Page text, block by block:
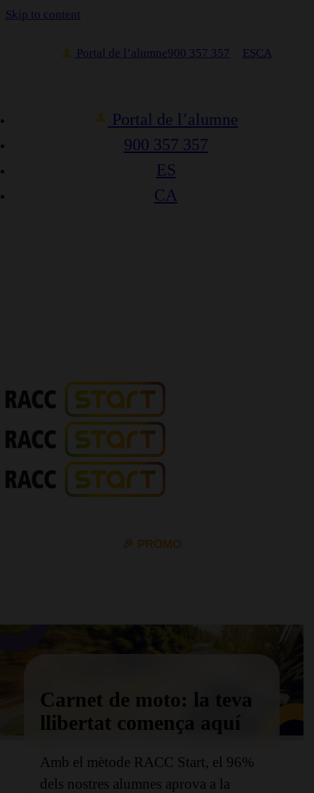
Skip to content
Portal de l’alumne900 357 357 ESCA
Portal de l’alumne
900 357 357
ES
CA
🎉 PROMO
Carnet de moto: la teva
llibertat comença aquí
Amb el mètode RACC Start, el 96%
dels nostres alumnes aprova a la